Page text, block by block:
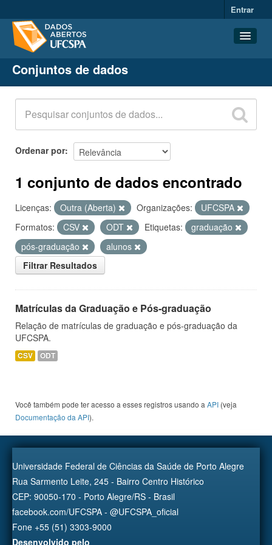
Entrar
Conjuntos de dados
Organizações
Grupos
Sobre
Conjuntos de dados
Ordenar por
1 conjunto de dados encontrado
Licenças: Outra (Aberta) Organizações:
UFCSPA
Formatos:
CSV ODT Etiquetas:
graduação
pós-graduação
alunos
Filtrar Resultados
Matrículas da Graduação e Pós-graduação
Relação de matrículas de graduação e pós-graduação da
UFCSPA.
CSV ODT
Você também pode ter acesso a esses registros usando a API (veja
Documentação da API).
Universidade Federal de Ciências da Saúde de Porto Alegre
Rua Sarmento Leite, 245 - Bairro Centro Histórico
CEP: 90050-170 - Porto Alegre/RS - Brasil
facebook.com/UFCSPA - @UFCSPA_oficial
Fone +55 (51) 3303-9000
Desenvolvido pelo